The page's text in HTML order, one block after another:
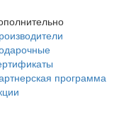
программа